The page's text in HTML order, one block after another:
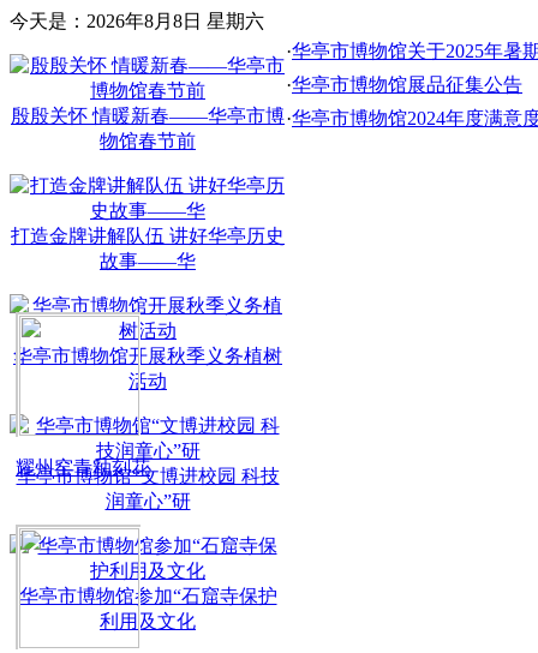
今天是：2026年8月8日 星期六
殷殷关怀 情暖新春——华亭市博
物馆春节前
打造金牌讲解队伍 讲好华亭历史
故事——华
华亭市博物馆开展秋季义务植树
活动
华亭市博物馆“文博进校园 科技
润童心”研
华亭市博物馆参加“石窟寺保护
利用及文化
·华亭市博物馆关于2025年暑
·华亭市博物馆展品征集公告
·华亭市博物馆2024年度满意
耀州窑青釉刻花